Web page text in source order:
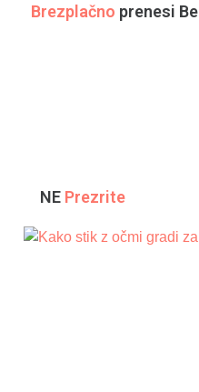
Brezplačno prenesi
NE Prezrite